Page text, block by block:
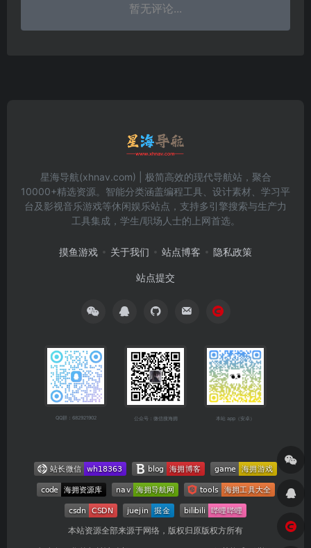
暂无评论...
星海导航(xhnav.com) | 极简高效的现代导航站，聚合
10000+精选资源。智能分类涵盖编程工具、设计素材、学习平
台及影视音乐游戏等休闲娱乐站点，支持多引擎搜索与生产力
工具集成，学生/职场人士的上网首选。
摸鱼游戏 关于我们 站点博客 隐私政策
站点提交
QQ群：682921902 公众号：微信搜海拥 本站 app（安卓）
本站资源全部来源于网络，版权归原版权方所有